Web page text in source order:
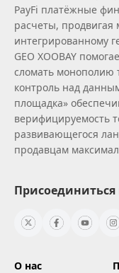
PayFi платёжные
расчеты, продвигая
интегрированному
GEO XOOBAY
сломать монополию
контроль над
площадка»
верифицируемость
развивающегося
продавцам
Присоединиться
О нас